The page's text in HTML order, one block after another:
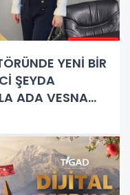
YENİ BİR
ŞEYDA
ADA VESNA